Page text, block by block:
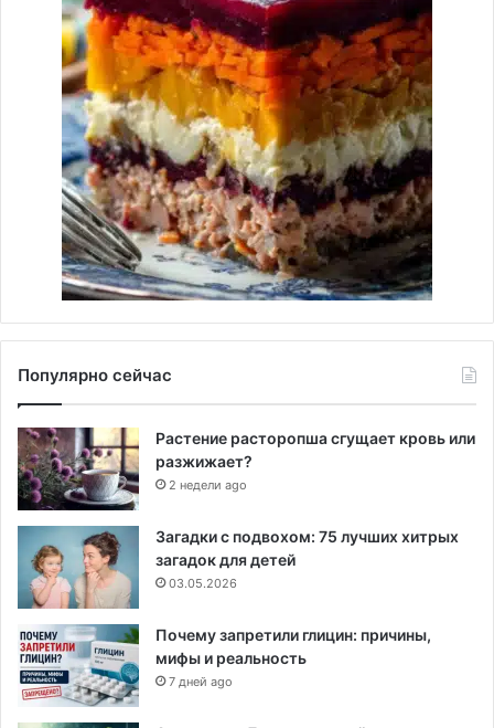
Популярно сейчас
Растение расторопша сгущает кровь или
разжижает?
2 недели ago
Загадки с подвохом: 75 лучших хитрых
загадок для детей
03.05.2026
Почему запретили глицин: причины,
мифы и реальность
7 дней ago